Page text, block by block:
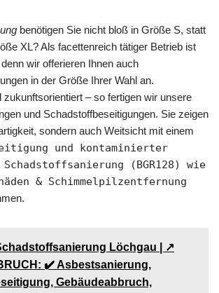
benötigen Sie nicht bloß in Größe S, statt
XL? Als facettenreich tätiger Betrieb ist
wir offerieren Ihnen auch
in der Größe Ihrer Wahl an.
zukunftsorientiert – so fertigen wir unsere
und Schadstoffbeseitigungen. Sie zeigen
sondern auch Weitsicht mit einem
und kontaminierter
(BGR128) wie
& Schimmelpilzentfernung
Löchgau | ↗️
✔️ Asbestsanierung,
Gebäudeabbruch,